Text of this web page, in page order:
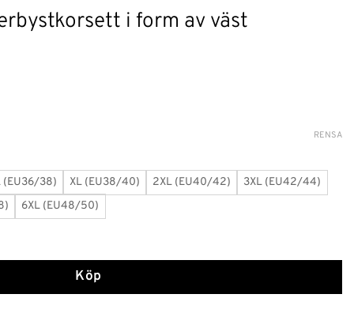
i form av väst
(EU36/38) XL (EU38/40) 2XL (EU40/42)
3XL (EU42/44)
6XL (EU48/50)
RENSA
i form av väst mängd
Köp